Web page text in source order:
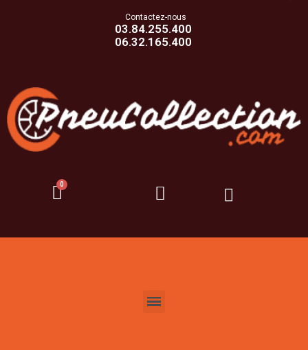
Contactez-nous
03.84.255.400
06.32.165.400